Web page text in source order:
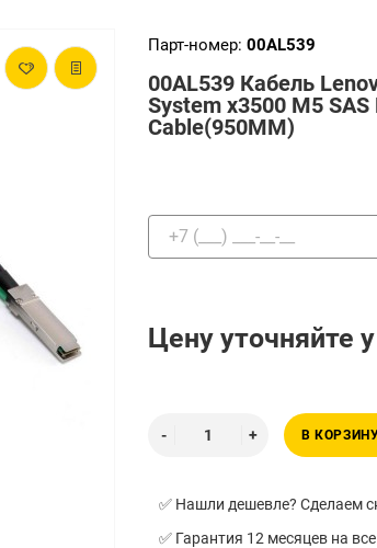
Парт-номер: 00AL539
00AL539 Кабель
System x3500 M5 SAS
Cable(950MM)
Цену уточняйте
В
✅ Нашли дешевле? Сделаем
✅ Гарантия 12 месяцев на